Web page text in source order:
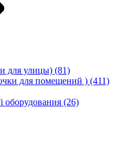
для улицы) (81)
для помещений ) (411)
оборудования (26)